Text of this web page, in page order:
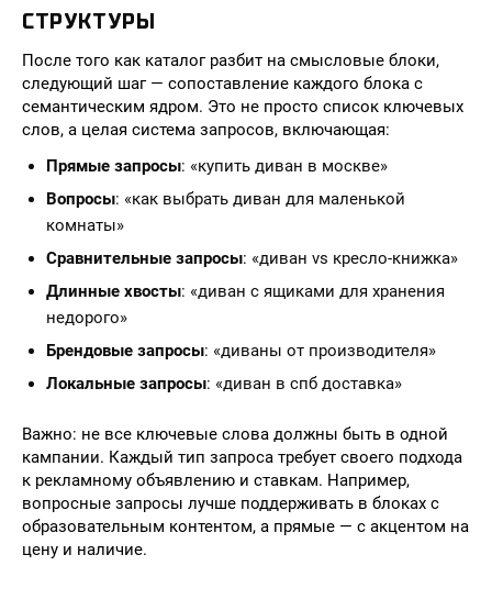
СТРУКТУРЫ
После того как каталог разбит на смысловые блоки,
следующий шаг — сопоставление каждого блока с
семантическим ядром. Это не просто список ключевых
слов, а целая система запросов, включающая:
Прямые запросы: «купить диван в москве»
Вопросы: «как выбрать диван для маленькой
комнаты»
Сравнительные запросы: «диван vs кресло-книжка»
Длинные хвосты: «диван с ящиками для хранения
недорого»
Брендовые запросы: «диваны от производителя»
Локальные запросы: «диван в спб доставка»
Важно: не все ключевые слова должны быть в одной
кампании. Каждый тип запроса требует своего подхода
к рекламному объявлению и ставкам. Например,
вопросные запросы лучше поддерживать в блоках с
образовательным контентом, а прямые — с акцентом на
цену и наличие.